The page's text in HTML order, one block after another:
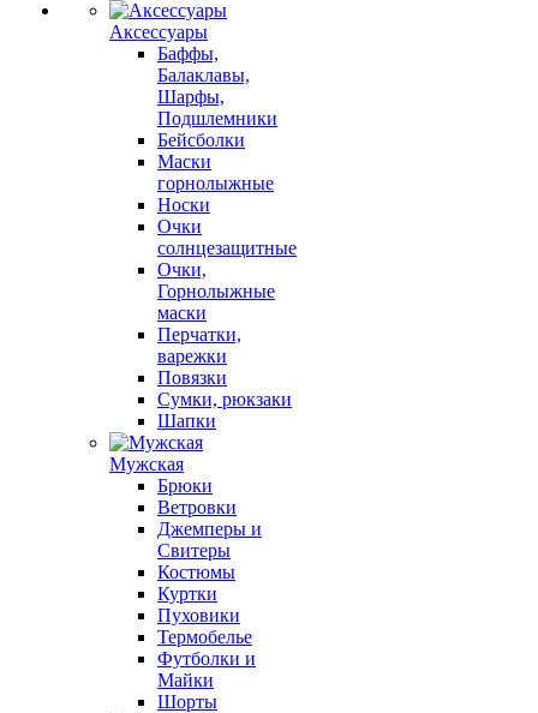
Аксессуары
Баффы,
Балаклавы,
Шарфы,
Подшлемники
Бейсболки
Маски
горнолыжные
Носки
Очки
солнцезащитные
Очки,
Горнолыжные
маски
Перчатки,
варежки
Повязки
Сумки, рюкзаки
Шапки
Мужская
Брюки
Ветровки
Джемперы и
Свитеры
Костюмы
Куртки
Пуховики
Термобелье
Футболки и
Майки
Шорты